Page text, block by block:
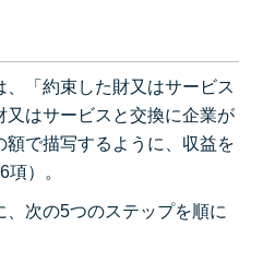
「約束した財又はサービス
又はサービスと交換に企業が
で描写するように、収益を
）。
次の5つのステップを順に